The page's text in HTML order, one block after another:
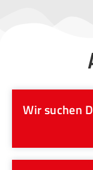
Wir suchen